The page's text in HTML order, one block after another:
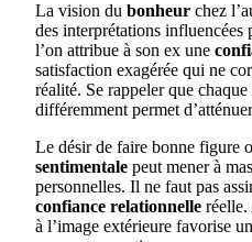
La vision du bonheur chez
des interprétations
l’on attribue à son ex une
satisfaction exagérée qui ne
réalité. Se rappeler que
différemment permet
Le désir de faire bonne figure
sentimentale peut mener à
personnelles. Il ne faut pas
confiance relationnelle réelle.
à l’image extérieure favorise